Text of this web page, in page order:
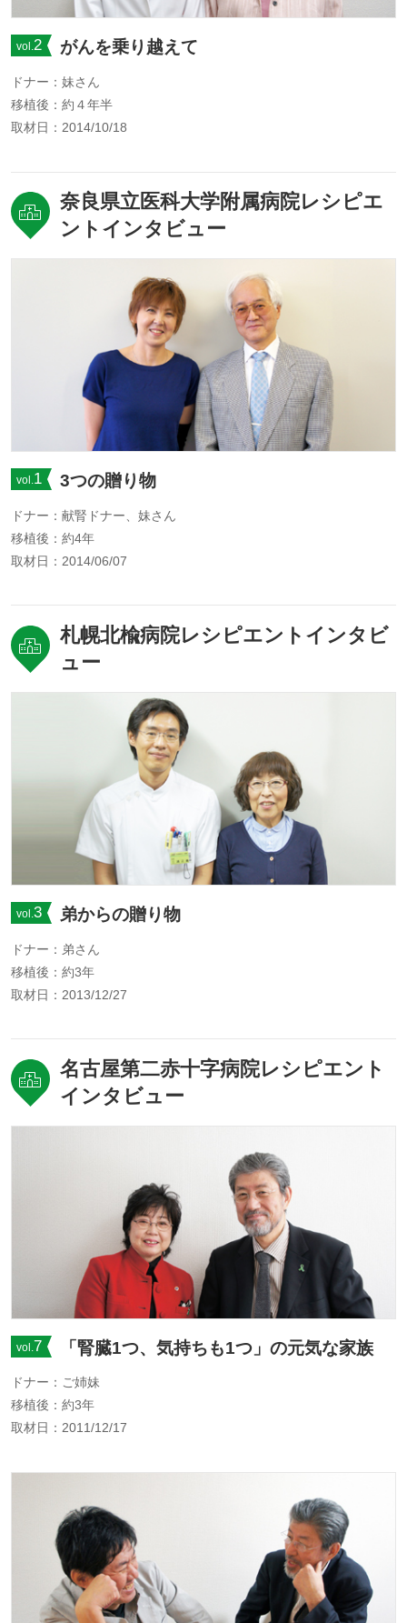
vol.2 がんを乗り越えて
ドナー：妹さん
移植後：約４年半
取材日：2014/10/18
奈良県立医科大学附属病院レシピエ
ントインタビュー
vol. 1 3つの贈り物
ドナー：献腎ドナー、妹さん
移植後：約4年
取材日：2014/06/07
札幌北楡病院レシピエントインタビ
ュー
vol. 3 弟からの贈り物
ドナー：弟さん
移植後：約3年
取材日：2013/12/27
名古屋第二赤十字病院レシピエント
インタビュー
vol. 7 「腎臓1つ、気持ちも1つ」の元気な家族
ドナー：ご姉妹
移植後：約3年
取材日：2011/12/17